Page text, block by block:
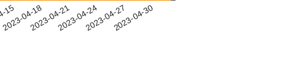
15
2023-04-182023-04-212023-04-242023-04-272023-04-30